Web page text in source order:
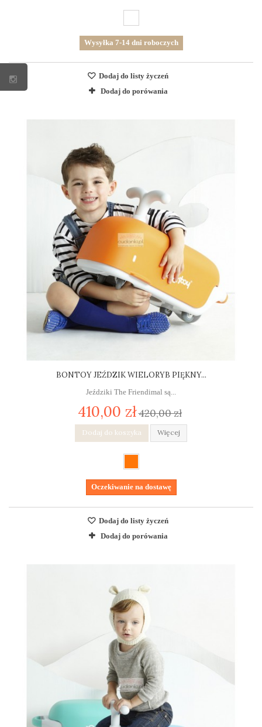
Wysyłka 7-14 dni roboczych
Dodaj do listy życzeń
Dodaj do porówania
BONTOY JEŹDZIK WIELORYB PIĘKNY...
Jeździki The Friendimal są...
410,00 zł420,00 zł
Dodaj do koszyka Więcej
Oczekiwanie na dostawę
Dodaj do listy życzeń
Dodaj do porówania